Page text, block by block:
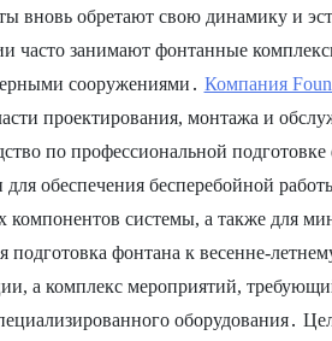
вновь обретают свою динамику и
часто занимают фонтанные
сооружениями․ Компания
проектирования, монтажа и
по профессиональной
обеспечения бесперебойной
компонентов системы, а также для
подготовка фонтана к весенне-
а комплекс мероприятий,
оборудования․